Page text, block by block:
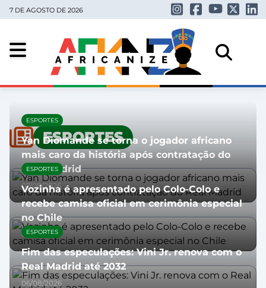
7 DE AGOSTO DE 2026
ESPORTES
ESPORTES
Yan Diomande se torna o jogador africano
mais caro da história após contratação do
Real Madrid
07/08/2026
ESPORTES
Vozinha é apresentado pelo Colo-Colo e
recebe camisa oficial em cerimônia especial
no Chile
06/08/2026
ESPORTES
Fim das especulações: Vini Jr. renova com o
Real Madrid até 2032
06/08/2026